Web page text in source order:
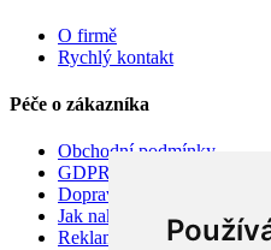
O firmě
Rychlý kontakt
Péče o zákazníka
Obchodní podmínky
GDPR
Doprava
Jak nakupovat
Reklamace